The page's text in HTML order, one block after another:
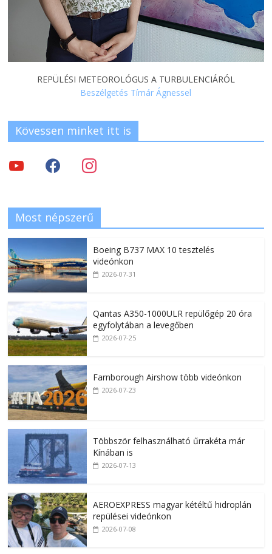
REPÜLÉSI METEOROLÓGUS A TURBULENCIÁRÓL
Beszélgetés Tímár Ágnessel
Kövessen minket itt is
Most népszerű
Boeing B737 MAX 10 tesztelés
videónkon
2026-07-31
Qantas A350-1000ULR repülőgép 20 óra
egyfolytában a levegőben
2026-07-25
Farnborough Airshow több videónkon
2026-07-23
Többször felhasználható űrrakéta már
Kínában is
2026-07-13
AEROEXPRESS magyar kétéltű hidroplán
repülései videónkon
2026-07-08